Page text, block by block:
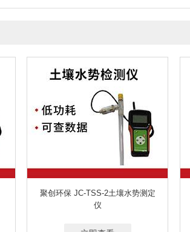
聚创环保 JC-TSS-2土壤水势测定
仪